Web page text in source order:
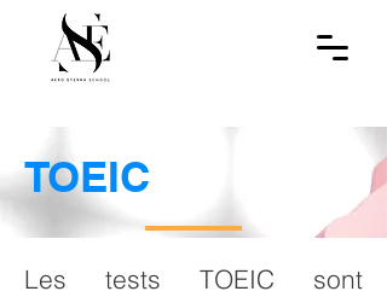
TOEIC
Les tests TOEIC sont